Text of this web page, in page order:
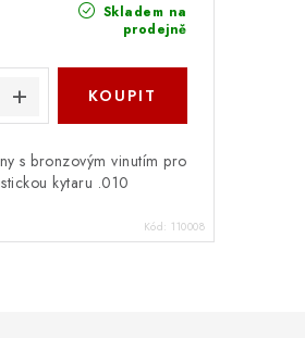
Skladem na
prodejně
s bronzovým vinutím pro
kytaru .010
Kód: 110008